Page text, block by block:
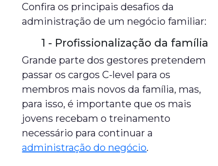
Confira os principais desafios da
administração de um negócio familiar:
1 - Profissionalização da família
Grande parte dos gestores pretendem
passar os cargos C-level para os
membros mais novos da família, mas,
para isso, é importante que os mais
jovens recebam o treinamento
necessário para continuar a
administração do negócio.